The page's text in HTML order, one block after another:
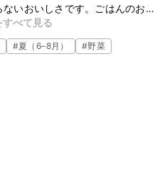
いおいしさです。ごはんのお供
お酒のおつまみにもぴったりで
ださいね。
べて見る
#夏（6–8月） #野菜